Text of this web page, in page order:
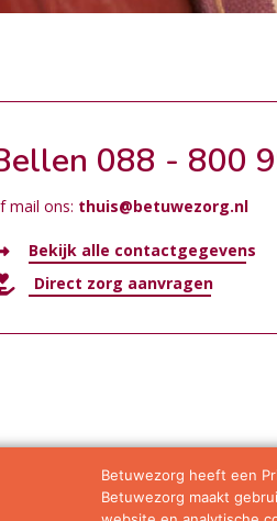
088 - 800
mail ons: thuis@betuwezorg.nl
Bekijk alle contactgegevens
Direct zorg aanvragen
Privacy statement
Betuwezorg heeft een
Betuwezorg maakt